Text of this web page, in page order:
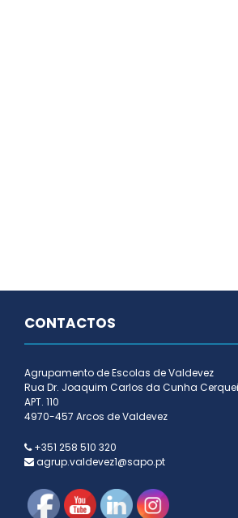
CONTACTOS
Agrupamento de Escolas de Valdevez
Rua Dr. Joaquim Carlos da Cunha
APT. 110
4970-457 Arcos de Valdevez
+351 258 510 320
agrup.valdevez1@sapo.pt